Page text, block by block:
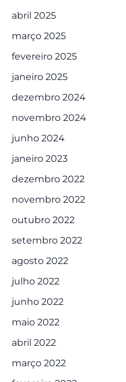
abril 2025
março 2025
fevereiro 2025
janeiro 2025
dezembro 2024
novembro 2024
junho 2024
janeiro 2023
dezembro 2022
novembro 2022
outubro 2022
setembro 2022
agosto 2022
julho 2022
junho 2022
maio 2022
abril 2022
março 2022